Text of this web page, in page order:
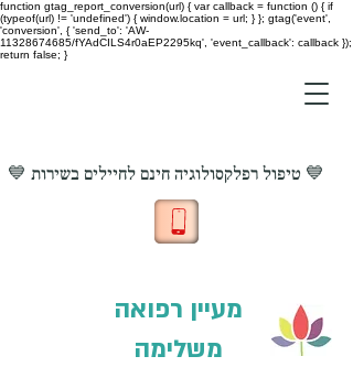
function gtag_report_conversion(url) { var callback = function () { if
(typeof(url) != 'undefined') { window.location = url; } }; gtag('event',
'conversion', { 'send_to': 'AW-
11328674685/fYAdCILS4r0aEP2295kq', 'event_callback': callback });
return false; }
💙 טיפול רפלקסולוגיה חינם לחיילים בשירות 💙
מעיין רפואה
משלימה